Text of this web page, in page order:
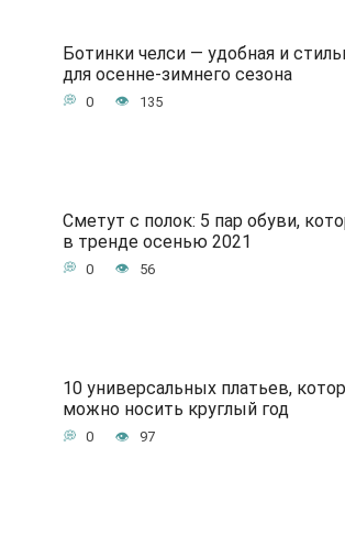
Ботинки челси — удобная и
для осенне-зимнего сезона
0 135
Сметут с полок: 5 пар обуви,
в тренде осенью 2021
0 56
10 универсальных платьев,
можно носить круглый год
0 97